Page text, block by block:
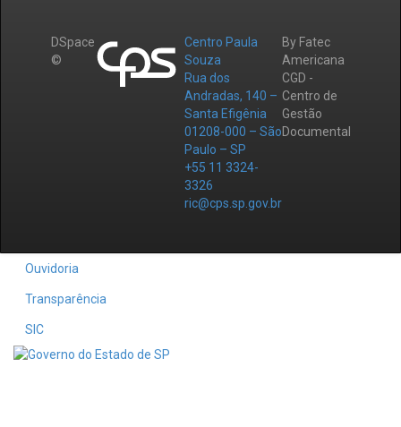
DSpace
©
Centro Paula
Souza
Rua dos
Andradas, 140 –
Santa Efigênia
01208-000 – São
Paulo – SP
+55 11 3324-
3326
ric@cps.sp.gov.br
By Fatec
Americana
CGD -
Centro de
Gestão
Documental
Ouvidoria
Transparência
SIC